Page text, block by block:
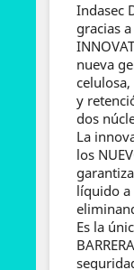
Indasec
gracias
nueva
y
dos
La
los
líquido a
Es la